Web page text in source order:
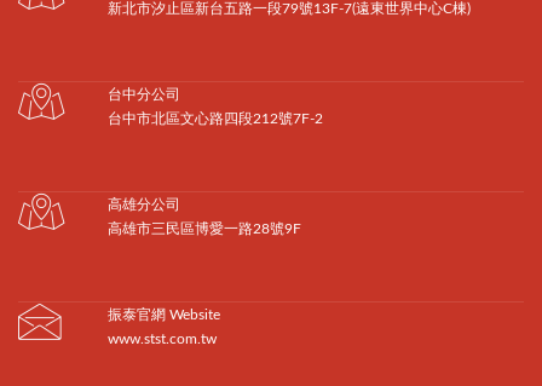
新北市汐止區新台五路一段79號13F-7(遠東世界中心C棟)
台中分公司
台中市北區文心路四段212號7F-2
高雄分公司
高雄市三民區博愛一路28號9F
振泰官網 Website
www.stst.com.tw